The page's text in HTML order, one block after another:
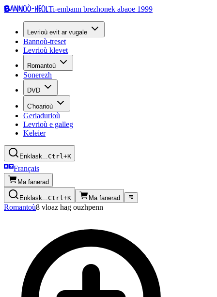
Bannoù-heolTi-embann brezhonek abaoe 1999
Levrioù evit ar vugale
Bannoù-treset
Levrioù klevet
Romantoù
Sonerezh
DVD
C'hoarioù
Geriadurioù
Levrioù e galleg
Keleier
Enklask...Ctrl+K
Français
Ma fanerad
Enklask...Ctrl+K Ma fanerad
Romantoù8 vloaz hag ouzhpenn